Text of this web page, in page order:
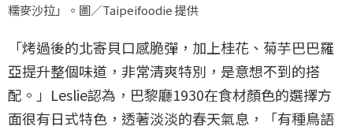
糯麥沙拉」。圖／Taipeifoodie 提供
「烤過後的北寄貝口感脆彈，加上桂花、菊芋巴巴羅
亞提升整個味道，非常清爽特別，是意想不到的搭
配。」Leslie認為，巴黎廳1930在食材顏色的選擇方
面很有日式特色，透著淡淡的春天氣息，「有種鳥語